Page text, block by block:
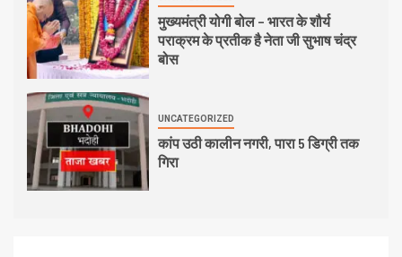
मुख्यमंत्री योगी बोल – भारत के शौर्य
पराक्रम के प्रतीक है नेता जी सुभाष चंद्र
बोस
UNCATEGORIZED
कांप उठी कालीन नगरी, पारा 5 डिग्री तक
गिरा